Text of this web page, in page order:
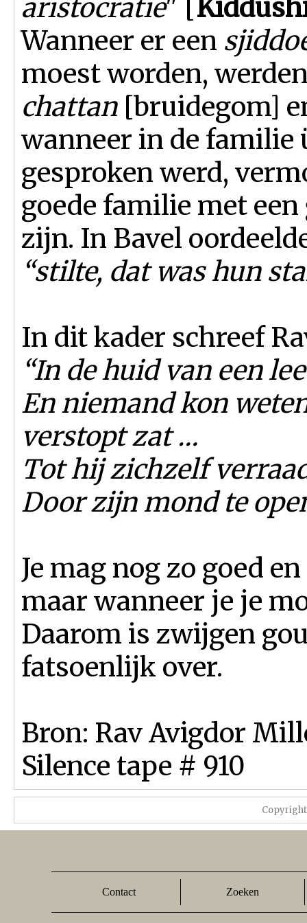
aristocratie" [
Wanneer er een
moest worden,
chattan[bruidegom]
wanneer in de familie
gesproken werd,
goede familie met
zijn. In Bavel
“stilte, dat was hun
In dit kader schreef
“In de huid van een
En niemand kon
verstopt zat …
Tot hij zichzelf
Door zijn mond te
Je mag nog zo goed
maar wanneer je je
Daarom is zwijgen
fatsoenlijk over.
Bron: Rav Avigdor
Silence tape # 910
Contact Zoeken